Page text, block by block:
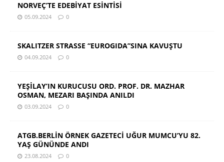
NORVEÇ’TE EDEBİYAT ESİNTİSİ
05.09.2024 0
SKALITZER STRASSE “EUROGIDA”SINA KAVUŞTU
04.09.2024 0
YEŞİLAY’IN KURUCUSU ORD. PROF. DR. MAZHAR
OSMAN, MEZARI BAŞINDA ANILDI
03.09.2024 0
ATGB.BERLİN ÖRNEK GAZETECİ UĞUR MUMCU’YU 82.
YAŞ GÜNÜNDE ANDI
23.08.2024 0